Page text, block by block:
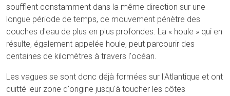
soufflent constamment dans la même direction sur une
longue période de temps, ce mouvement pénètre des
couches d'eau de plus en plus profondes. La « houle » qui en
résulte, également appelée houle, peut parcourir des
centaines de kilomètres à travers l'océan.
Les vagues se sont donc déjà formées sur l'Atlantique et ont
quitté leur zone d'origine jusqu'à toucher les côtes